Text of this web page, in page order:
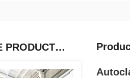
VERWANTE PRODUCTEN